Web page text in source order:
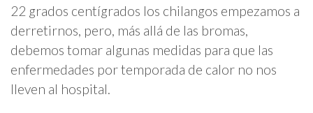
22 grados centígrados los chilangos empezamos a
derretirnos, pero, más allá de las bromas,
debemos tomar algunas medidas para que las
enfermedades por temporada de calor no nos
lleven al hospital.